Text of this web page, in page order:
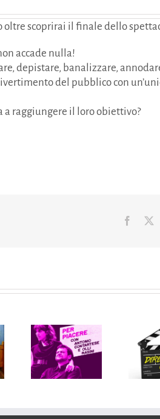
scoprirai il finale dello
accade nulla!
depistare, banalizzare,
del pubblico con
raggiungere il loro obiettivo?
Director’s
Cut